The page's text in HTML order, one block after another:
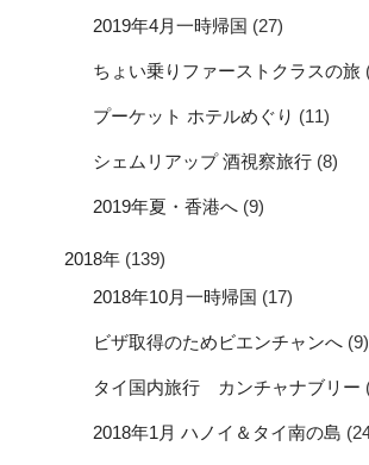
2019年4月一時帰国 (27)
ちょい乗りファーストクラスの旅
プーケット ホテルめぐり (11)
シェムリアップ 酒視察旅行 (8)
2019年夏・香港へ (9)
2018年 (139)
2018年10月一時帰国 (17)
ビザ取得のためビエンチャンへ (9)
タイ国内旅行 カンチャナブリー
2018年1月 ハノイ＆タイ南の島